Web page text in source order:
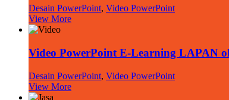
Desain PowerPoint, Video PowerPoint
View More
Video PowerPoint E-Learning LAPAN
Desain PowerPoint, Video PowerPoint
View More